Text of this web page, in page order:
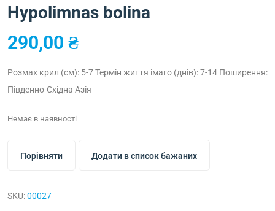
Hypolimnas bolina
290,00 ₴
Розмах крил (см): 5-7Термін життя імаго (днів): 7-14 Поширення:
Південно-Східна Азія
Немає в наявності
Порівняти Додати в список бажаних
SKU:00027